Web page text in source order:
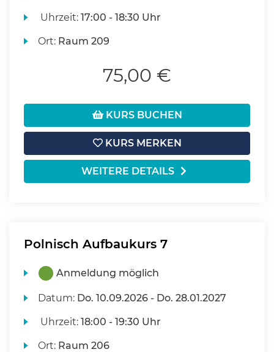
Uhrzeit:17:00 - 18:30 Uhr
Ort: Raum 209
75,00 €
KURS BUCHEN
KURS MERKEN
WEITERE DETAILS
Polnisch Aufbaukurs 7
Anmeldung möglich
Datum: Do. 10.09.2026 - Do. 28.01.2027
Uhrzeit:18:00 - 19:30 Uhr
Ort: Raum 206